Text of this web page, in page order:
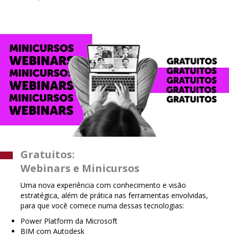
Gratuitos:
Webinars e Minicursos
Uma nova experiência com conhecimento e visão
estratégica, além de prática nas ferramentas envolvidas,
para que você comece numa dessas tecnologias:
Power Platform da Microsoft
BIM com Autodesk